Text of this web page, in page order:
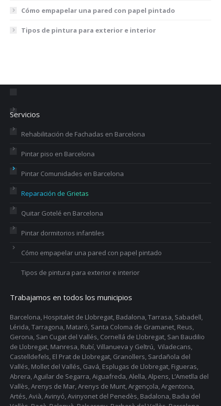
Cómo empapelar una pared con papel pintado
Tipos de pintura para exterior e interior
Servicios
Rehabilitación de Fachadas en Barcelona
Pintar piso en Barcelona
Pintar Comunidades en Barcelona
Reparación de Grietas
Quitar Gotelé en Barcelona
Pintar dormitorios infantiles
Cómo empapelar una pared con papel pintado
Tipos de pintura para exterior e interior
Trabajamos en todos los municipios
Barcelona, Hospitalet de Llobregat, Badalona, Tarrasa, Sabadell,
Lérida, Tarragona, Mataró, Santa Coloma de Gramanet, Reus,
Gerona, San Cugat del Vallés, Cornellá de Llobregat, San Baudilio
de Llobregat, Manresa, Rubí, Villanueva y Geltrú, Viladecans,
Castelldefels, El Prat de Llobregat, Granollers, Sardañola del
Vallés, Mollet del Vallés, Gavá, Esplugas de Llobregat, Figueras,
Abrera, Aguilar de Segarra, Aiguafreda, Alella, Alpens, L’Ametlla del
Vallès, Arenys de Mar, Arenys de Munt, Argençola, Argentona,
Artés, Avià, Avinyó, Avinyonet del Penedès, Badalona, Badia del